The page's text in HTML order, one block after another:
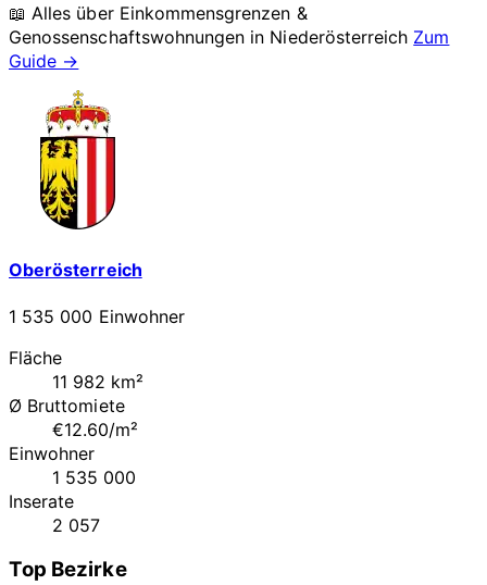
📖 Alles über Einkommensgrenzen &
Genossenschaftswohnungen in Niederösterreich Zum
Guide →
Oberösterreich
1 535 000 Einwohner
Fläche
11 982 km²
Ø Bruttomiete
€12.60/m²
Einwohner
1 535 000
Inserate
2 057
Top Bezirke